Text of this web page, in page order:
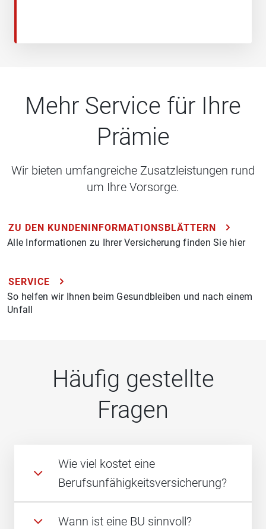
Mehr Service für Ihre
Prämie
Wir bieten umfangreiche Zusatzleistungen rund
um Ihre Vorsorge.
ZU DEN KUNDENINFORMATIONSBLÄTTERN
Alle Informationen zu Ihrer Versicherung finden Sie hier
SERVICE
So helfen wir Ihnen beim Gesundbleiben und nach einem
Unfall
Häufig gestellte
Fragen
Wie viel kostet eine
Berufsunfähigkeitsversicherung?
Wann ist eine BU sinnvoll?